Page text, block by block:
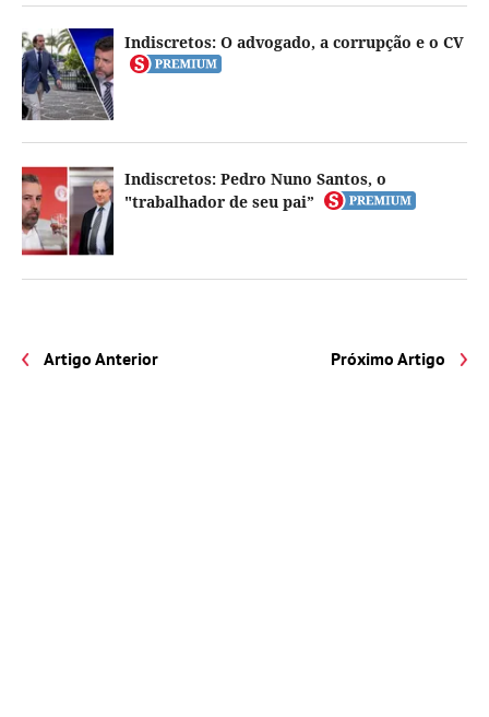
Indiscretos: O advogado, a corrupção e o CV
Indiscretos: Pedro Nuno Santos, o
"trabalhador de seu pai”
Artigo Anterior Próximo Artigo